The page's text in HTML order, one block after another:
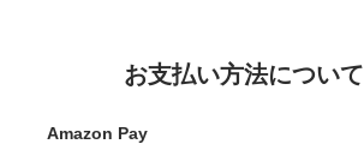
お支払い方法について
Amazon Pay